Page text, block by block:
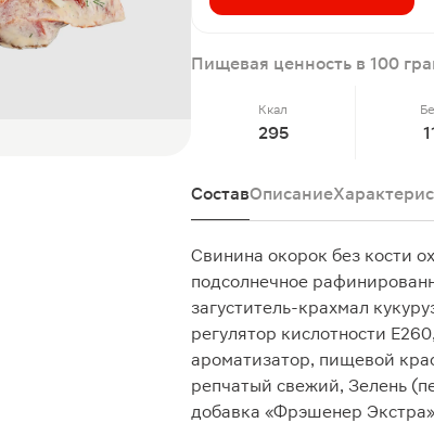
Пищевая ценность в 100
Ккал
295
СоставОписание
Свинина окорок без кости
подсолнечное
загуститель-крахмал
регулятор кислотности
ароматизатор, пищевой
репчатый свежий, Зелень
добавка «Фрэшенер